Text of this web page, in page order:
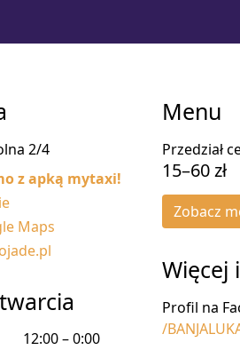
2/4
z apką mytaxi!
Maps
12:00 – 0:00
Menu
Przedział
15–60 zł
Zobacz
Więcej
Profil na
/